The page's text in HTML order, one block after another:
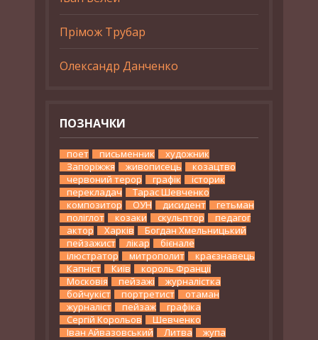
Прімож Трубар
Олександр Данченко
ПОЗНАЧКИ
поет письменник
художник
Запоріжжя
живописець
козацтво
червоний терор
графік
історик
перекладач
Тарас Шевченко
композитор
ОУН дисидент
гетьман
поліглот
козаки скульптор
педагог
актор
Харків
Богдан Хмельницький
пейзажист
лікар
бієнале
ілюстратор
митрополит
краєзнавець
Капніст
Київ
король Франції
Московія
пейзажі
журналістка
бойчукіст
портретист
отаман
журналіст
пейзаж
графіка
Сергій Корольов
Шевченко
Іван Айвазовський
Литва жупа